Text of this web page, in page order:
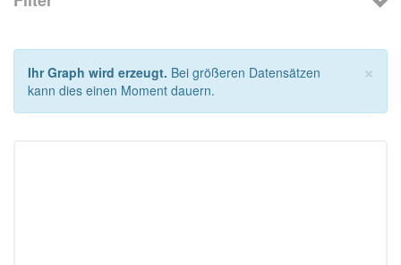
×
Ihr Graph wird erzeugt. Bei größeren Datensätzen
kann dies einen Moment dauern.